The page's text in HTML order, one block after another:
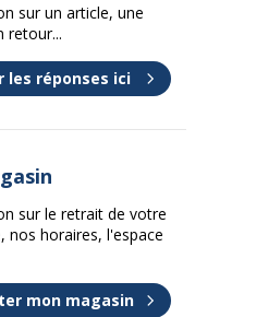
sur un article, une
retour...
les réponses ici
sur le retrait de votre
nos horaires, l'espace
mon magasin